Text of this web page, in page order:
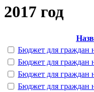
2017 год
Бюджет для граждан
Бюджет для граждан
Бюджет для граждан
Бюджет для граждан